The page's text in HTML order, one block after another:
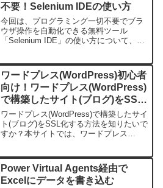
不要！Selenium IDEの使い方
今回は、プログラミング一切不要でブラ
ウザ操作を自動化できる無料ツール
「Selenium IDE」の使い方について、初
を知りたいテスト自動化を手軽に行いた
い毎日の繰り返し...
ワードプレス(WordPress)初心者
向け！ワードプレス(WordPress)
で構築したサイト(ブログ)をSSL
化する方法
ワードプレス(WordPress)で構築したサイ
ト(ブログ)をSSL化する方法を知りたいで
すか？本サイトでは、ワードプレス
す。ワードプレス(WordPress)で構築した
サイト(ブログ)をSSL化する方法を知りた
い方は必見です。
Power Virtual Agents経由で
Excelにデータを書き込む